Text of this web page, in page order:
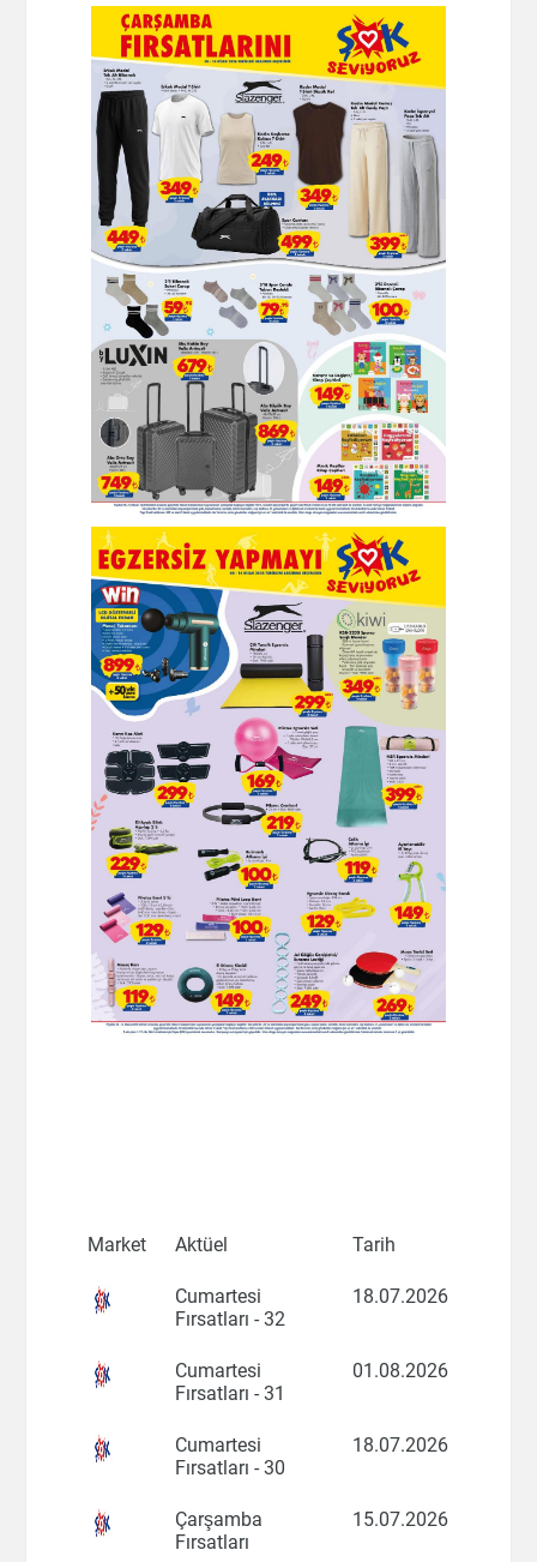
Market Aktüel Tarih
Cumartesi
Fırsatları - 32
18.07.2026
Cumartesi
Fırsatları - 31
01.08.2026
Cumartesi
Fırsatları - 30
18.07.2026
Çarşamba
Fırsatları
15.07.2026